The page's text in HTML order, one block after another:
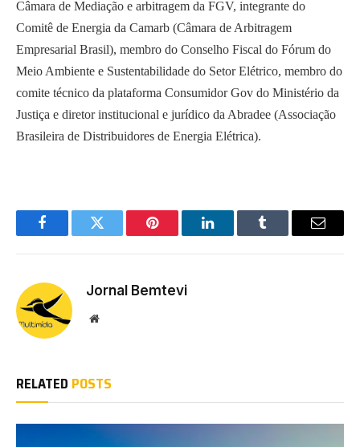
Câmara de Mediação e arbitragem da FGV, integrante do
Comitê de Energia da Camarb (Câmara de Arbitragem
Empresarial Brasil), membro do Conselho Fiscal do Fórum do
Meio Ambiente e Sustentabilidade do Setor Elétrico, membro do
comite técnico da plataforma Consumidor Gov do Ministério da
Justiça e diretor institucional e jurídico da Abradee (Associação
Brasileira de Distribuidores de Energia Elétrica).
FacebookTwitter Pinterest LinkedInTumblr Email
Jornal Bemtevi
Website
RELATED POSTS